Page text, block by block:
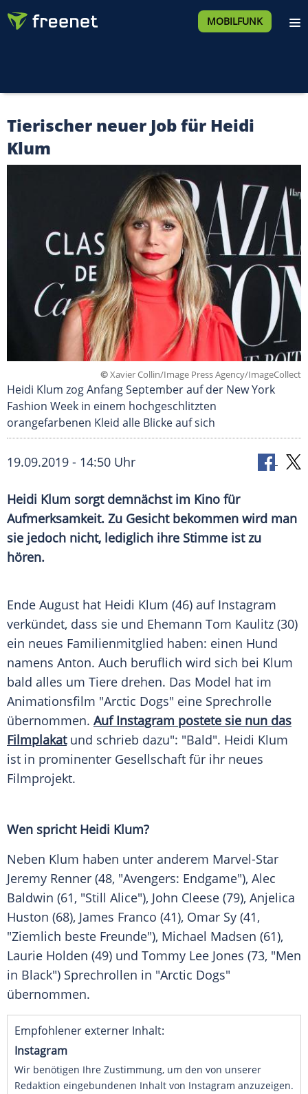
MOBILFUNK
Tierischer neuer Job für Heidi
Klum
©Xavier Collin/Image Press Agency/ImageCollect
Heidi Klum zog Anfang September auf der New York
Fashion Week in einem hochgeschlitzten
orangefarbenen Kleid alle Blicke auf sich
19.09.2019 - 14:50 Uhr
Heidi Klum sorgt demnächst im Kino für
Aufmerksamkeit. Zu Gesicht bekommen wird man
sie jedoch nicht, lediglich ihre Stimme ist zu
hören.
Ende August hat Heidi Klum (46) auf Instagram
verkündet, dass sie und Ehemann Tom Kaulitz (30)
ein neues Familienmitglied haben: einen Hund
namens Anton. Auch beruflich wird sich bei Klum
bald alles um Tiere drehen. Das Model hat im
Animationsfilm "Arctic Dogs" eine Sprechrolle
übernommen. Auf Instagram postete sie nun das
Filmplakatund schrieb dazu": "Bald". Heidi Klum
ist in prominenter Gesellschaft für ihr neues
Filmprojekt.
Wen spricht Heidi Klum?
Neben Klum haben unter anderem Marvel-Star
Jeremy Renner (48, "Avengers: Endgame"), Alec
Baldwin (61, "Still Alice"), John Cleese (79), Anjelica
Huston (68), James Franco (41), Omar Sy (41,
"Ziemlich beste Freunde"), Michael Madsen (61),
Laurie Holden (49) und Tommy Lee Jones (73, "Men
in Black") Sprechrollen in "Arctic Dogs"
übernommen.
Empfohlener externer Inhalt:
Instagram
Wir benötigen Ihre Zustimmung, um den von unserer
Redaktion eingebundenen Inhalt von Instagram anzuzeigen.